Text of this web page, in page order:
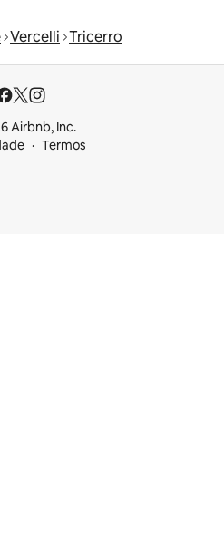
Vercelli Tricerro
Airbnb, Inc.
Termos